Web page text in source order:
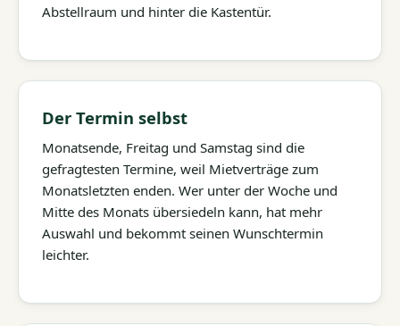
Abstellraum und hinter die Kastentür.
Der Termin selbst
Monatsende, Freitag und Samstag sind die
gefragtesten Termine, weil Mietverträge zum
Monatsletzten enden. Wer unter der Woche und
Mitte des Monats übersiedeln kann, hat mehr
Auswahl und bekommt seinen Wunschtermin
leichter.